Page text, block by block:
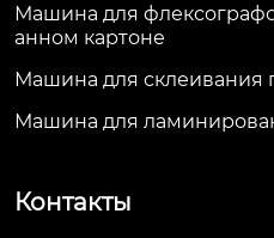
Машина для
анном картоне
Машина для склеивания
Машина для
Контакты